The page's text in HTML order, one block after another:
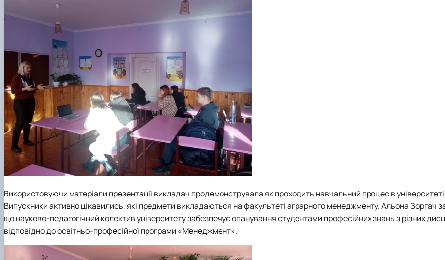
Використовуючи матеріали презентації викладач продемонструвала як проходить навчальний процес в університеті.
Випускники активно цікавились, які предмети викладаються на факультеті аграрного менеджменту. Альона Зоргач
що науково-педагогічний колектив університету забезпечує опанування студентами професійних знань з різних
відповідно до освітньо-професійної програми «Менеджмент».